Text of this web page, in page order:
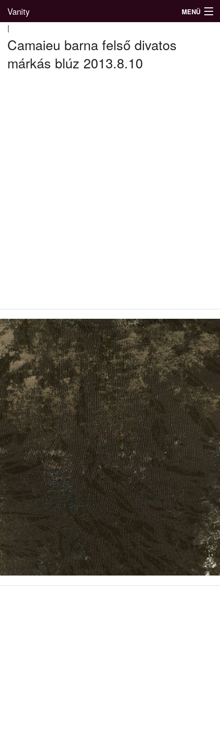
Vanity MENÜ
Divatblog
|
Camaieu barna felső divatos
márkás blúz 2013.8.10